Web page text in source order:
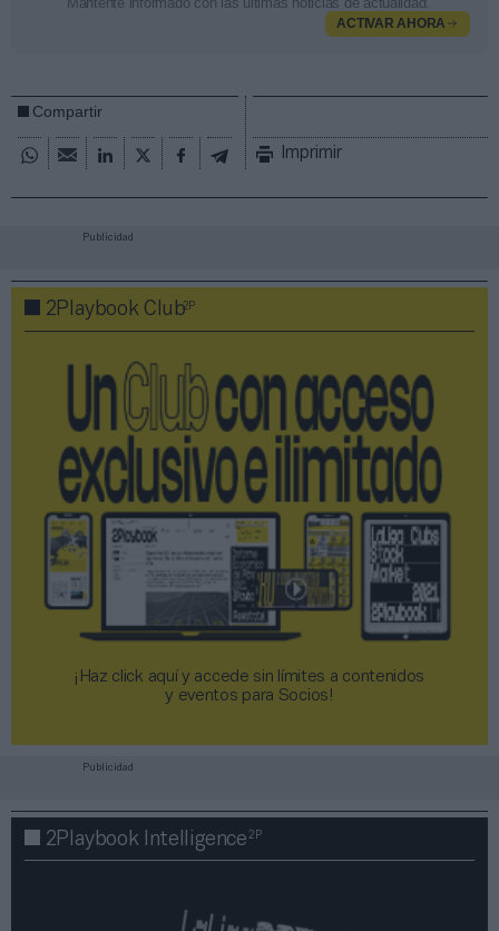
ACTIVAR AHORA
Compartir
Imprimir
Publicidad
2Playbook Club2P
¡Haz click aquí y accede sin límites a contenidos
y eventos para Socios!​​​​​​​
Publicidad
2Playbook Intelligence2P